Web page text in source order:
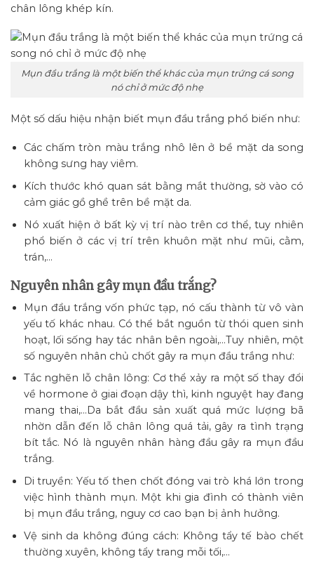
chân lông khép kín.
Mụn đầu trắng là một biến thể khác của mụn trứng cá song
nó chỉ ở mức độ nhẹ
Một số dấu hiệu nhận biết mụn đầu trắng phổ biến như:
Các chấm tròn màu trắng nhô lên ở bề mặt da song
không sưng hay viêm.
Kích thước khó quan sát bằng mắt thường, sờ vào có
cảm giác gồ ghề trên bề mặt da.
Nó xuất hiện ở bất kỳ vị trí nào trên cơ thể, tuy nhiên
phổ biến ở các vị trí trên khuôn mặt như mũi, cằm,
trán,…
Nguyên nhân gây mụn đầu trắng?
Mụn đầu trắng vốn phức tạp, nó cấu thành từ vô vàn
yếu tố khác nhau. Có thể bắt nguồn từ thói quen sinh
hoạt, lối sống hay tác nhân bên ngoài,…Tuy nhiên, một
số nguyên nhân chủ chốt gây ra mụn đầu trắng như:
Tắc nghẽn lỗ chân lông: Cơ thể xảy ra một số thay đổi
về hormone ở giai đoạn dậy thì, kinh nguyệt hay đang
mang thai,…Da bắt đầu sản xuất quá mức lượng bã
nhờn dẫn đến lỗ chân lông quá tải, gây ra tình trạng
bít tắc. Nó là nguyên nhân hàng đầu gây ra mụn đầu
trắng.
Di truyền: Yếu tố then chốt đóng vai trò khá lớn trong
việc hình thành mụn. Một khi gia đình có thành viên
bị mụn đầu trắng, nguy cơ cao bạn bị ảnh hưởng.
Vệ sinh da không đúng cách: Không tẩy tế bào chết
thường xuyên, không tẩy trang mỗi tối,…